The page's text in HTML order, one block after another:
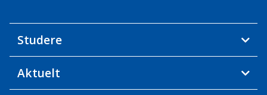
Studere
Aktuelt